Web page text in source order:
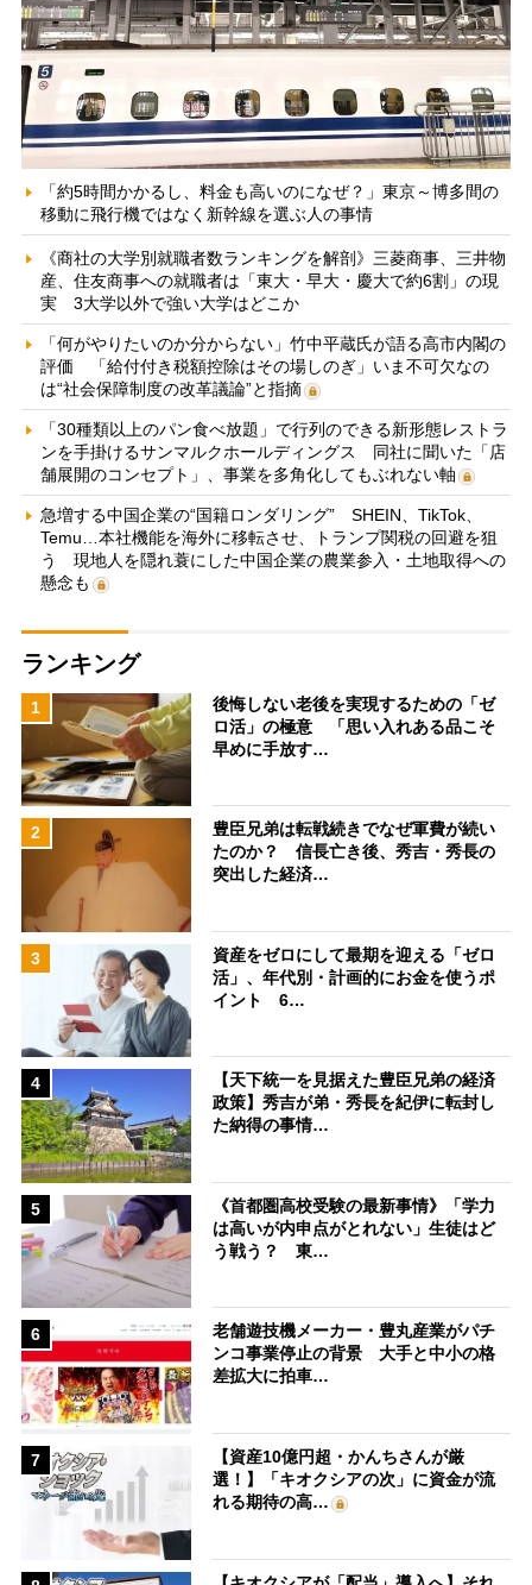
「約5時間かかるし、料金も高いのになぜ？」東京～博多間の
移動に飛行機ではなく新幹線を選ぶ人の事情
《商社の大学別就職者数ランキングを解剖》三菱商事、三井物
産、住友商事への就職者は「東大・早大・慶大で約6割」の現
実 3大学以外で強い大学はどこか
「何がやりたいのか分からない」竹中平蔵氏が語る高市内閣の
評価 「給付付き税額控除はその場しのぎ」いま不可欠なの
は“社会保障制度の改革議論”と指摘
「30種類以上のパン食べ放題」で行列のできる新形態レストラ
ンを手掛けるサンマルクホールディングス 同社に聞いた「店
舗展開のコンセプト」、事業を多角化してもぶれない軸
急増する中国企業の“国籍ロンダリング” SHEIN、TikTok、
Temu…本社機能を海外に移転させ、トランプ関税の回避を狙
う 現地人を隠れ蓑にした中国企業の農業参入・土地取得への
懸念も
ランキング
1
後悔しない老後を実現するための「ゼ
ロ活」の極意 「思い入れある品こそ
早めに手放す…
2
豊臣兄弟は転戦続きでなぜ軍費が続い
たのか？ 信長亡き後、秀吉・秀長の
突出した経済…
3
資産をゼロにして最期を迎える「ゼロ
活」、年代別・計画的にお金を使うポ
イント 6…
4
【天下統一を見据えた豊臣兄弟の経済
政策】秀吉が弟・秀長を紀伊に転封し
た納得の事情…
5
《首都圏高校受験の最新事情》「学力
は高いが内申点がとれない」生徒はど
う戦う？ 東…
6
老舗遊技機メーカー・豊丸産業がパチ
ンコ事業停止の背景 大手と中小の格
差拡大に拍車…
7
【資産10億円超・かんちさんが厳
選！】「キオクシアの次」に資金が流
れる期待の高…